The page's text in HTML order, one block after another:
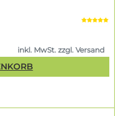
inkl. MwSt. zzgl. Versand